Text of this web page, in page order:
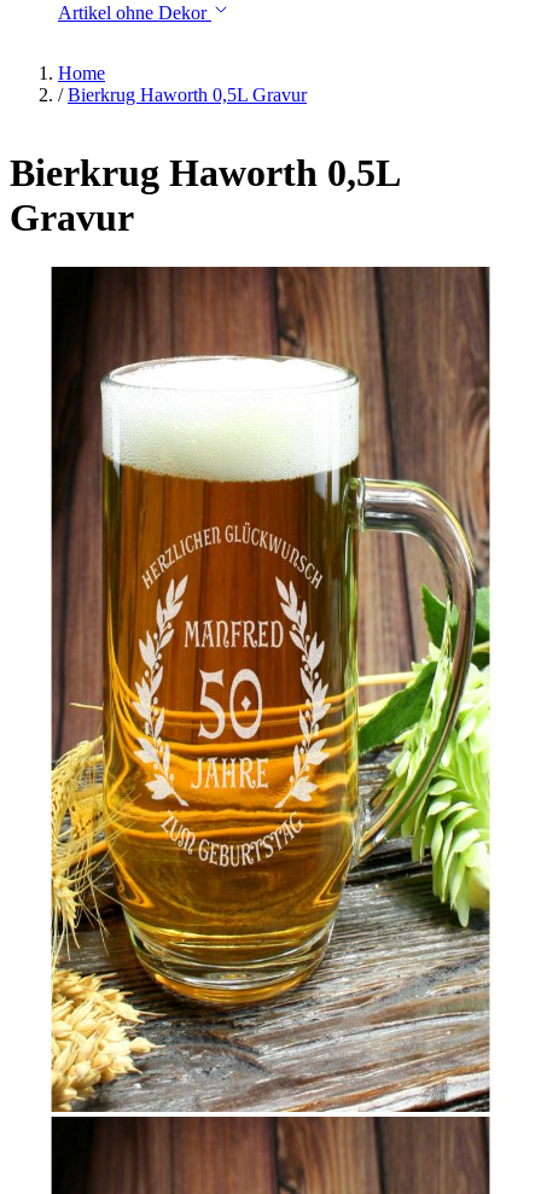
Artikel ohne Dekor
Home
/ Bierkrug Haworth 0,5L Gravur
Bierkrug Haworth 0,5L
Gravur